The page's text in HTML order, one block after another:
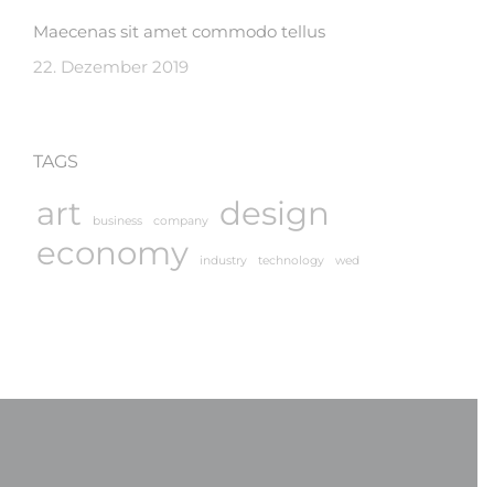
Maecenas sit amet commodo tellus
22. Dezember 2019
TAGS
art business company
design
economy
industry technology wed